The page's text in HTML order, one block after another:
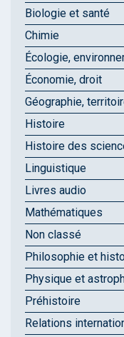
Biologie et santé
Chimie
Écologie,
Économie, droit
Géographie,
Histoire
Histoire des
Linguistique
Livres audio
Mathématiques
Non classé
Philosophie et
Physique et
Préhistoire
Relations